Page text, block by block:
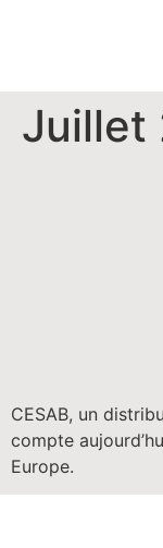
Juillet
CESAB, un
compte
Europe.